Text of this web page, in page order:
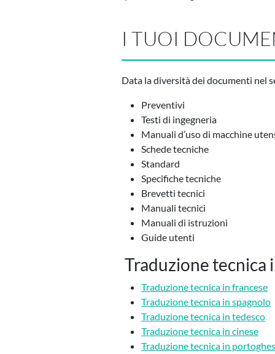
I TUOI
Data la diversità dei documenti nel
Preventivi
Testi di ingegneria
Manuali d’uso di macchine
Schede tecniche
Standard
Specifiche tecniche
Brevetti tecnici
Manuali tecnici
Manuali di istruzioni
Guide utenti
Traduzione tecnica
Traduzione tecnica in francese
Traduzione tecnica in spagnolo
Traduzione tecnica in tedesco
Traduzione tecnica in cinese
Traduzione tecnica in